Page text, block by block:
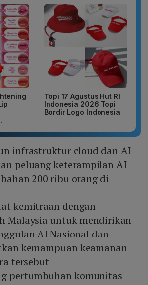
Topi 17 Agustus Hut RI
Indonesia 2026 Topi
Bordir Logo Indonesia
infrastruktur cloud dan AI
peluang keterampilan AI
200 ribu orang di
kemitraan dengan
Malaysia untuk mendirikan
AI Nasional dan
kemampuan keamanan
tersebut
pertumbuhan komunitas